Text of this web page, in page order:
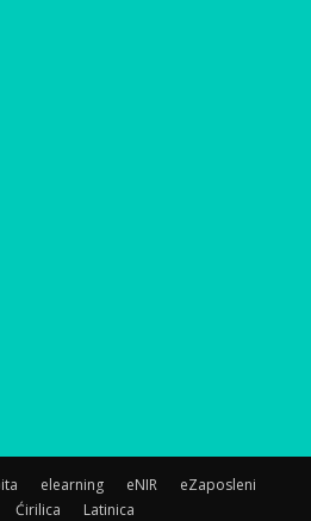
elearning eNIR
eZaposleni
Ćirilica Latinica